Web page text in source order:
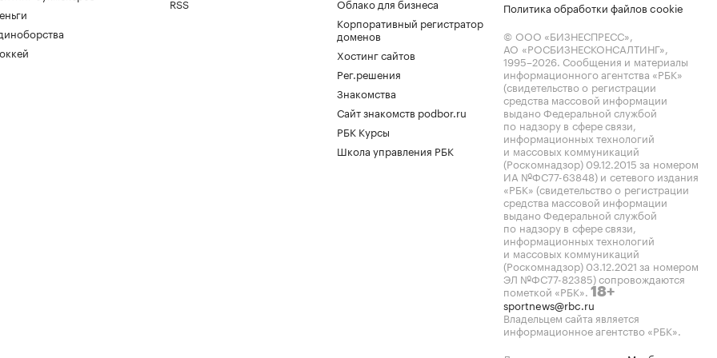
RSS
Облако для бизнеса
Корпоративный регистратор
доменов
Хостинг сайтов
Рег.решения
Знакомства
Сайт знакомств podbor.ru
РБК Курсы
Школа управления РБК
Политика обработки файлов cookie
© ООО «БИЗНЕСПРЕСС»,
АО «РОСБИЗНЕСКОНСАЛТИНГ»,
1995–2026. Сообщения и материалы
информационного агентства «РБК»
(свидетельство о регистрации
средства массовой информации
выдано Федеральной службой
по надзору в сфере связи,
информационных технологий
и массовых коммуникаций
(Роскомнадзор) 09.12.2015 за номером
ИА №ФС77-63848) и сетевого издания
«РБК» (свидетельство о регистрации
средства массовой информации
выдано Федеральной службой
по надзору в сфере связи,
информационных технологий
и массовых коммуникаций
(Роскомнадзор) 03.12.2021 за номером
ЭЛ №ФС77-82385) сопровождаются
пометкой «РБК». 18+
sportnews@rbc.ru
Владельцем сайта является
информационное агентство «РБК».